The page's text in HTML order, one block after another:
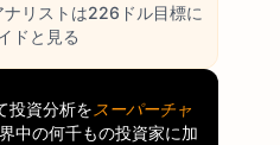
リストは226ドル目標に
ドと見る
投資分析を スーパーチャ
中の何千もの投資家に加